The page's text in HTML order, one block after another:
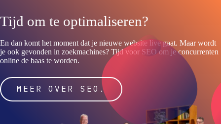
Tijd om te optimaliseren?
En dan komt het moment dat je nieuwe website live gaat. Maar wordt
je ook gevonden in zoekmachines? Tijd voor SEO om je concurrenten
online de baas te worden.
MEER OVER SEO.